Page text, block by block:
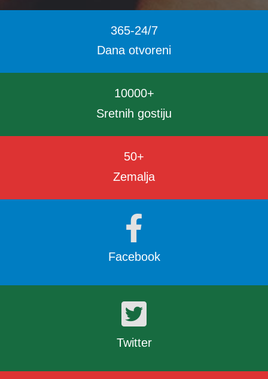
365-24/7
Dana otvoreni
10000+
Sretnih gostiju
50+
Zemalja
Facebook
Twitter